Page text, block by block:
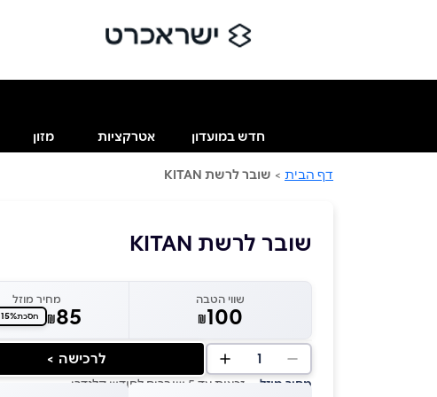
חדש במועדון אטרקציות מזון
דף הבית > שובר לרשת KITAN
שובר לרשת KITAN
שווי הטבה
₪100
מחיר מוזל
₪85 חסכת15%
1 לרכישה >
מחיר מוזל — זכאות עד 5 שוברים לחודש קלנדרי